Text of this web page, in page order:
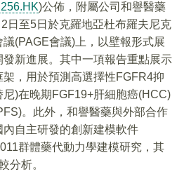
)公佈，附屬公司和譽醫藥
日至5日於克羅地亞杜布羅夫尼克
(PAGE會議)上，以壁報形式展
新進展。其中一項報告重點展示
，用於預測高選擇性FGFR4抑
)在晚期FGF19+肝細胞癌(HCC)
。此外，和譽醫藥與外部合作
自主研發的創新建模軟件
群體藥代動力學建模研究，其
分析。